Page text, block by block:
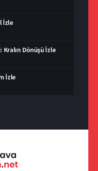
İzle
Kralın Dönüşü İzle
İzle